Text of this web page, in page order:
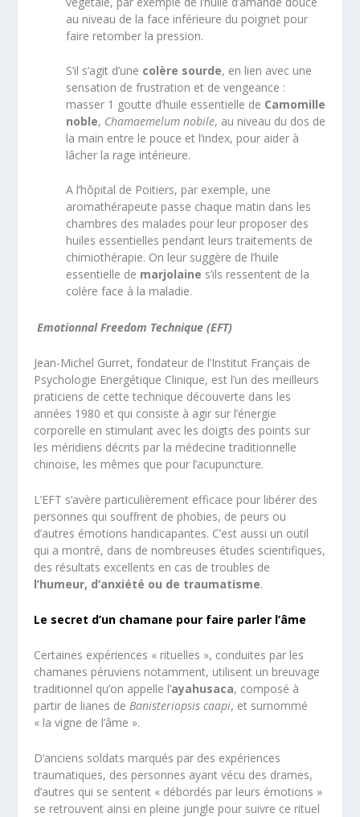
au niveau de la face inférieure du poignet pour
faire retomber la pression.
S’il s’agit d’une colère sourde, en lien avec une
sensation de frustration et de vengeance :
masser 1 goutte d’huile essentielle de Camomille
noble, Chamaemelum nobile, au niveau du dos de
la main entre le pouce et l’index, pour aider à
lâcher la rage intérieure.
A l’hôpital de Poitiers, par exemple, une
aromathérapeute passe chaque matin dans les
chambres des malades pour leur proposer des
huiles essentielles pendant leurs traitements de
chimiothérapie. On leur suggère de l’huile
essentielle de marjolaine s’ils ressentent de la
colère face à la maladie.
Emotionnal Freedom Technique (EFT)
Jean-Michel Gurret, fondateur de l’Institut Français de
Psychologie Energétique Clinique, est l’un des meilleurs
praticiens de cette technique découverte dans les
années 1980 et qui consiste à agir sur l’énergie
corporelle en stimulant avec les doigts des points sur
les méridiens décrits par la médecine traditionnelle
chinoise, les mêmes que pour l’acupuncture.
L’EFT s’avère particulièrement efficace pour libérer des
personnes qui souffrent de phobies, de peurs ou
d’autres émotions handicapantes. C’est aussi un outil
qui a montré, dans de nombreuses études scientifiques,
des résultats excellents en cas de troubles de
l’humeur, d’anxiété ou de traumatisme.
Le secret d’un chamane pour faire parler l’âme
Certaines expériences « rituelles », conduites par les
chamanes péruviens notamment, utilisent un breuvage
traditionnel qu’on appelle l’ayahusaca, composé à
partir de lianes deBanisteriopsis caapi, et surnommé
« la vigne de l’âme ».
D’anciens soldats marqués par des expériences
traumatiques, des personnes ayant vécu des drames,
d’autres qui se sentent « débordés par leurs émotions »
se retrouvent ainsi en pleine jungle pour suivre ce rituel